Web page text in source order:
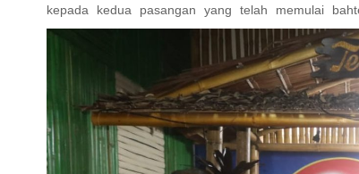
kepada kedua pasangan yang telah memulai